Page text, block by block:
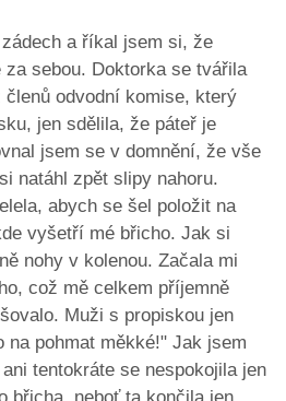
a říkal jsem si, že
sebou. Doktorka se tvářila
členů odvodní komise, který
jen sdělila, že páteř je
jsem se v domnění, že vše
natáhl zpět slipy nahoru.
abych se šel položit na
vyšetří mé břicho. Jak si
nohy v kolenou. Začala mi
což mě celkem příjemně
Muži s propiskou jen
na pohmat měkké!" Jak jsem
tentokráte se nespokojila jen